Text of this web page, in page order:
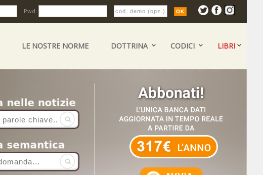
Pwd:
LE NOSTRE NORME DOTTRINA CODICI LIBRI